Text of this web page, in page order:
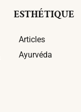
ESTHÉTIQUE
Articles
Ayurvéda